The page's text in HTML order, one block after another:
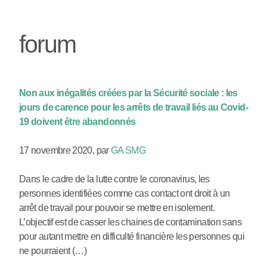
forum
Non aux inégalités créées par la Sécurité sociale : les
jours de carence pour les arrêts de travail liés au Covid-
19 doivent être abandonnés
17 novembre 2020, parGA SMG
Dans le cadre de la lutte contre le coronavirus, les
personnes identifiées comme cas contact ont droit à un
arrêt de travail pour pouvoir se mettre en isolement.
L’objectif est de casser les chaines de contamination sans
pour autant mettre en difficulté financière les personnes qui
ne pourraient (…)